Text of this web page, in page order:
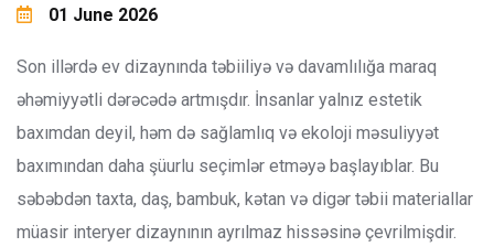
01 June 2026
Son illərdə ev dizaynında təbiiliyə və davamlılığa maraq
əhəmiyyətli dərəcədə artmışdır. İnsanlar yalnız estetik
baxımdan deyil, həm də sağlamlıq və ekoloji məsuliyyət
baxımından daha şüurlu seçimlər etməyə başlayıblar. Bu
səbəbdən taxta, daş, bambuk, kətan və digər təbii materiallar
müasir interyer dizaynının ayrılmaz hissəsinə çevrilmişdir.